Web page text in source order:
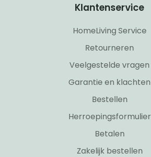
Klantenservice
HomeLiving Service
Retourneren
Veelgestelde vragen
Garantie en klachten
Bestellen
Herroepingsformulier
Betalen
Zakelijk bestellen